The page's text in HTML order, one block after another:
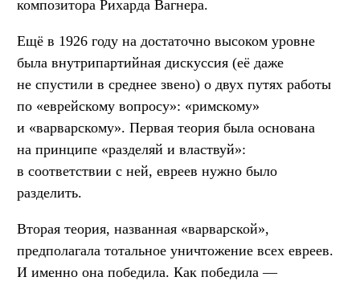
композитора Рихарда Вагнера.
Ещё в 1926 году на достаточно высоком уровне
была внутрипартийная дискуссия (её даже
не спустили в среднее звено) о двух путях работы
по «еврейскому вопросу»: «римскому»
и «варварскому». Первая теория была основана
на принципе «разделяй и властвуй»:
в соответствии с ней, евреев нужно было
разделить.
Вторая теория, названная «варварской»,
предполагала тотальное уничтожение всех евреев.
И именно она победила. Как победила —